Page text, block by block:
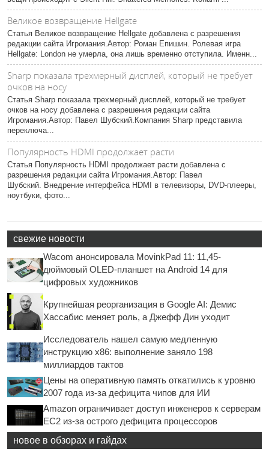
Великое возвращение Hellgate
Статья Великое возвращение Hellgate добавлена с разрешения
редакции сайта Игромания.Автор: Роман Епишин. Ролевая игра
Hellgate: London не умерла, она лишь временно отступила. Именн...
Sharp показала трехмерный дисплей, который не требует
очков на носу
Статья Sharp показала трехмерный дисплей, который не требует
очков на носу добавлена с разрешения редакции сайта
Игромания.Автор: Павел Шубский.Компания Sharp представила
переключа...
Популярность HDMI продолжает расти
Статья Популярность HDMI продолжает расти добавлена с
разрешения редакции сайта Игромания.Автор: Павел
Шубский. Внедрение интерфейса HDMI в телевизоры, DVD-плееры,
ноутбуки, фото...
свежие новости
Wacom анонсировала MovinkPad 11: 11,45-
дюймовый OLED-планшет на Android 14 для
цифровых художников
Крупнейшая реорганизация в Google AI: Демис
Хассабис меняет роль, а Джефф Дин уходит
Исследователь нашел самую медленную
инструкцию x86: выполнение заняло 198
миллиардов тактов
Цены на оперативную память откатились к уровню
2007 года из-за дефицита чипов для ИИ
Amazon ограничивает доступ инженеров к серверам
EC2 из-за острого дефицита процессоров
новое в обзорах и гайдах